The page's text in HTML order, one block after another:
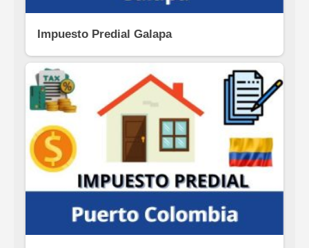
Impuesto Predial Galapa